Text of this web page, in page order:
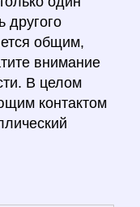
другого
общим,
внимание
В целом
контактом